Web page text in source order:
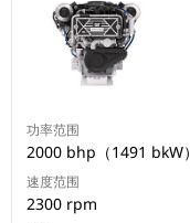
功率范围
2000 bhp（1491 bkW）
速度范围
2300 rpm